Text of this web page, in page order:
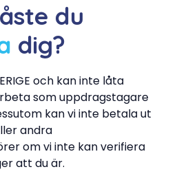
du
dig?
och kan inte låta
som uppdragstagare
kan vi inte betala ut
andra
om vi inte kan verifiera
att du är.